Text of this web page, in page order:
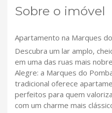
Sobre o imóvel
Apartamento na Marques
Descubra um lar amplo,
em uma das ruas mais
Alegre: a Marques do
tradicional oferece
perfeitos para quem
com um charme mais